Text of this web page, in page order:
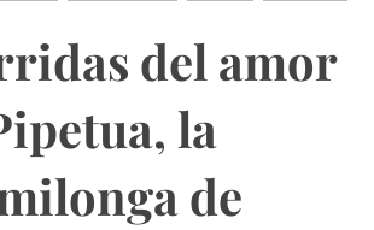
del amor
la
de